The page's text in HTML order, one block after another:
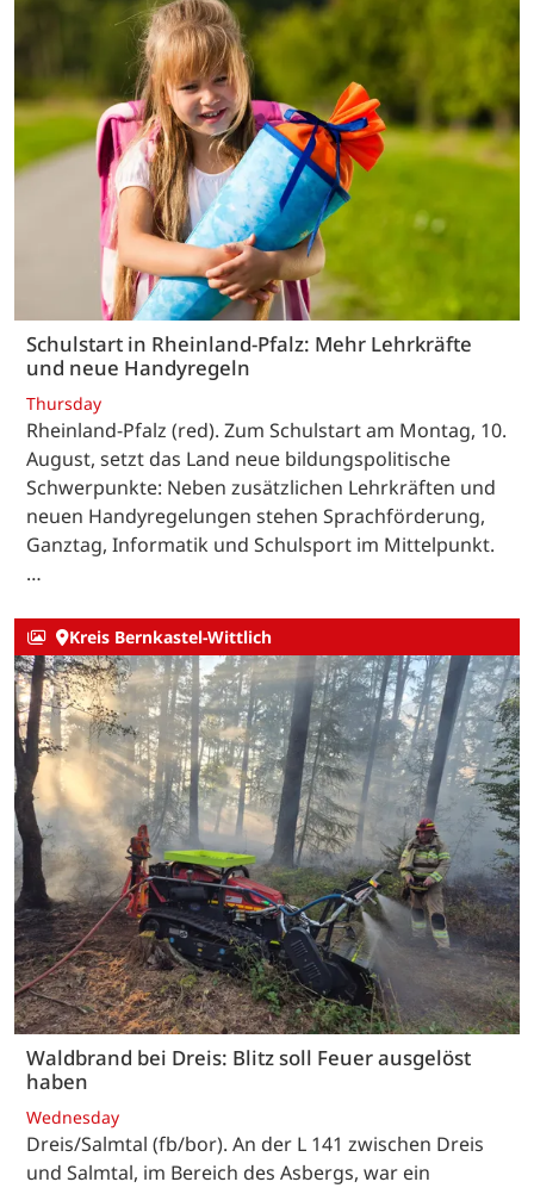
Schulstart in Rheinland-Pfalz: Mehr Lehrkräfte
und neue Handyregeln
Thursday
Rheinland-Pfalz (red). Zum Schulstart am Montag, 10.
August, setzt das Land neue bildungspolitische
Schwerpunkte: Neben zusätzlichen Lehrkräften und
neuen Handyregelungen stehen Sprachförderung,
Ganztag, Informatik und Schulsport im Mittelpunkt.
…
Kreis Bernkastel-Wittlich
Waldbrand bei Dreis: Blitz soll Feuer ausgelöst
haben
Wednesday
Dreis/Salmtal (fb/bor). An der L 141 zwischen Dreis
und Salmtal, im Bereich des Asbergs, war ein